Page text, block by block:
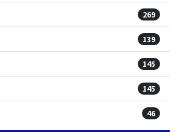
269
139
145
145
46